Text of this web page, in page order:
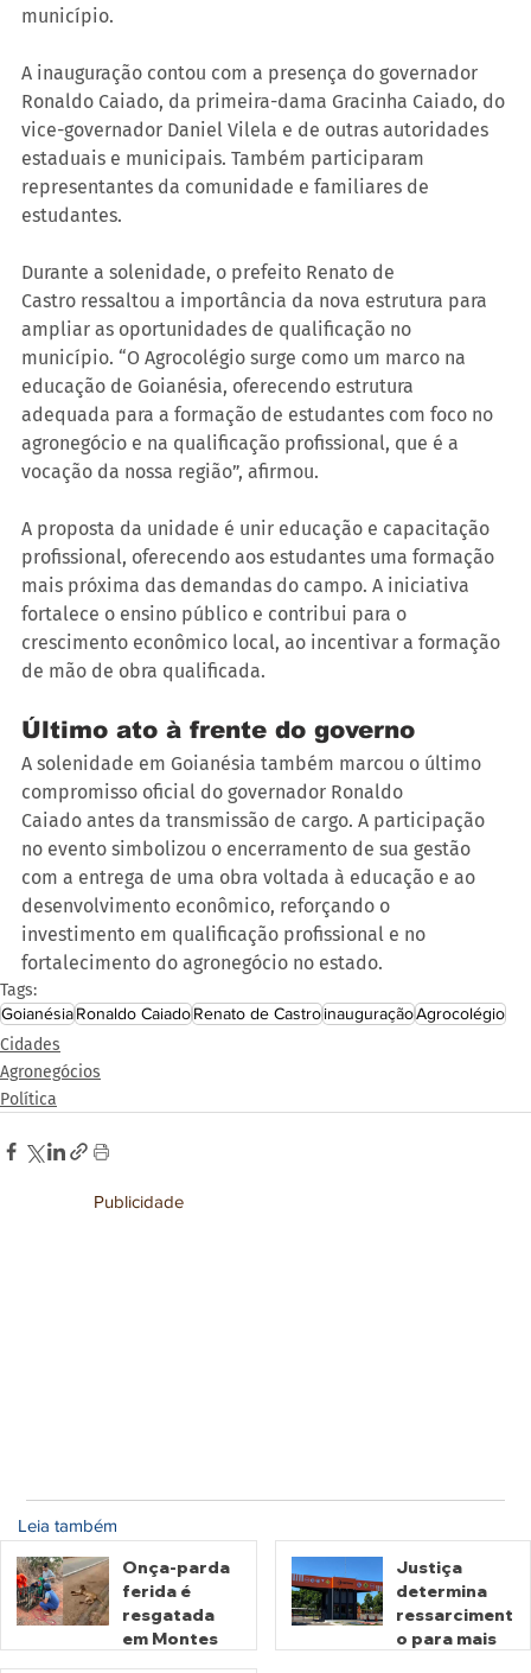
município.
A inauguração contou com a presença do governador
Ronaldo Caiado, da primeira-dama Gracinha Caiado, do
vice-governador Daniel Vilela e de outras autoridades
estaduais e municipais. Também participaram
representantes da comunidade e familiares de
estudantes.
Durante a solenidade, o prefeito Renato de
Castro ressaltou a importância da nova estrutura para
ampliar as oportunidades de qualificação no
município. “O Agrocolégio surge como um marco na
educação de Goianésia, oferecendo estrutura
adequada para a formação de estudantes com foco no
agronegócio e na qualificação profissional, que é a
vocação da nossa região”, afirmou.
A proposta da unidade é unir educação e capacitação
profissional, oferecendo aos estudantes uma formação
mais próxima das demandas do campo. A iniciativa
fortalece o ensino público e contribui para o
crescimento econômico local, ao incentivar a formação
de mão de obra qualificada.
Último ato à frente do governo
A solenidade em Goianésia também marcou o último
compromisso oficial do governador Ronaldo
Caiado antes da transmissão de cargo. A participação
no evento simbolizou o encerramento de sua gestão
com a entrega de uma obra voltada à educação e ao
desenvolvimento econômico, reforçando o
investimento em qualificação profissional e no
fortalecimento do agronegócio no estado.
Tags:
GoianésiaRonaldo CaiadoRenato de CastroinauguraçãoAgrocolégio
Cidades
Agronegócios
Política
Publicidade
Leia também
Onça-parda
ferida é
resgatada
em Montes
Justiça
determina
ressarciment
o para mais